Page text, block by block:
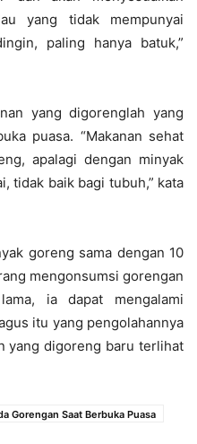
yang tidak mempunyai
paling hanya batuk,”
yang digorenglah yang
puasa. “Makanan sehat
apalagi dengan minyak
tidak baik bagi tubuh,” kata
goreng sama dengan 10
mengonsumsi gorengan
ia dapat mengalami
itu yang pengolahannya
yang digoreng baru terlihat
Gorengan Saat Berbuka Puasa